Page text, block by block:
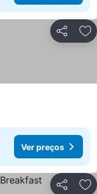
Partilhar
Ver preços
Partilhar